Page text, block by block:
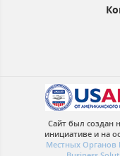
Сайт был создан
инициативе и на
Местных Органов